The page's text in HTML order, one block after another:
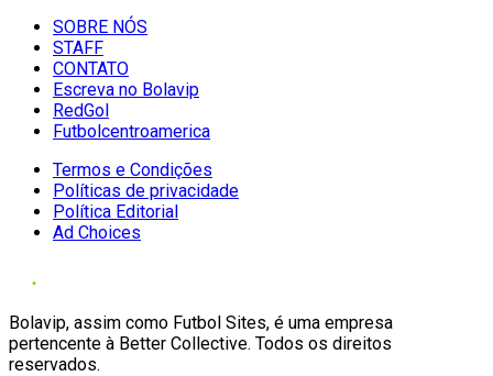
SOBRE NÓS
STAFF
CONTATO
Escreva no Bolavip
RedGol
Futbolcentroamerica
Termos e Condições
Políticas de privacidade
Política Editorial
Ad Choices
Bolavip, assim como Futbol Sites, é uma empresa
pertencente à Better Collective. Todos os direitos
reservados.